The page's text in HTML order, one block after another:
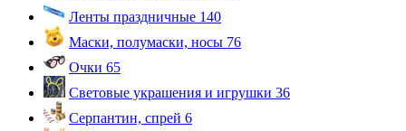
Ленты праздничные 140
Маски, полумаски, носы 76
Очки 65
Световые украшения и игрушки 36
Серпантин, спрей 6